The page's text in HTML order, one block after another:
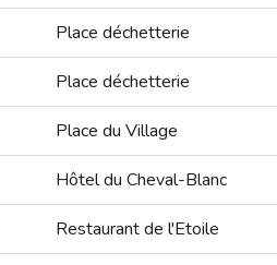
Place déchetterie
Place déchetterie
Place du Village
Hôtel du Cheval-Blanc
Restaurant de l'Etoile